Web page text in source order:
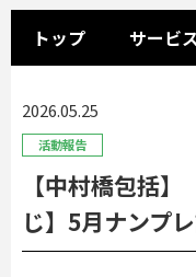
トップ サービ
2026.05.25
活動報告
【中村橋包括
じ】5月ナンプ